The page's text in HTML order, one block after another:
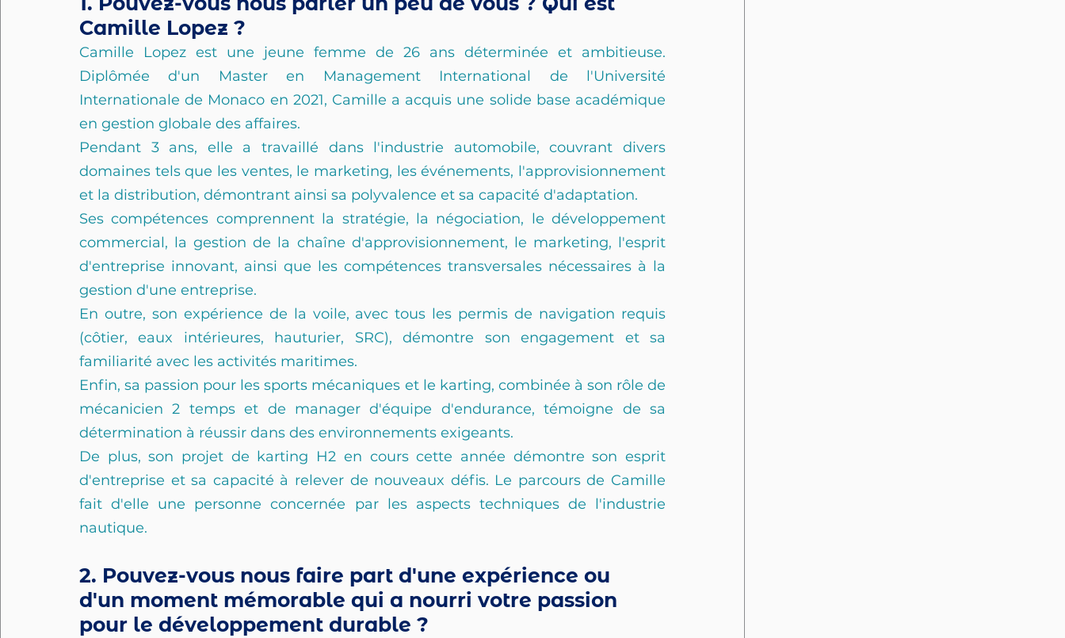
Camille Lopez ?
Camille Lopez est une jeune femme de 26 ans déterminée et ambitieuse.
Diplômée d'un Master en Management International de l'Université
Internationale de Monaco en 2021, Camille a acquis une solide base académique
en gestion globale des affaires.
Pendant 3 ans, elle a travaillé dans l'industrie automobile, couvrant divers
domaines tels que les ventes, le marketing, les événements, l'approvisionnement
et la distribution, démontrant ainsi sa polyvalence et sa capacité d'adaptation.
Ses compétences comprennent la stratégie, la négociation, le développement
commercial, la gestion de la chaîne d'approvisionnement, le marketing, l'esprit
d'entreprise innovant, ainsi que les compétences transversales nécessaires à la
gestion d'une entreprise.
En outre, son expérience de la voile, avec tous les permis de navigation requis
(côtier, eaux intérieures, hauturier, SRC), démontre son engagement et sa
familiarité avec les activités maritimes.
Enfin, sa passion pour les sports mécaniques et le karting, combinée à son rôle de
mécanicien 2 temps et de manager d'équipe d'endurance, témoigne de sa
détermination à réussir dans des environnements exigeants.
De plus, son projet de karting H2 en cours cette année démontre son esprit
d'entreprise et sa capacité à relever de nouveaux défis. Le parcours de Camille
fait d'elle une personne concernée par les aspects techniques de l'industrie
nautique.
2. Pouvez-vous nous faire part d'une expérience ou
d'un moment mémorable qui a nourri votre passion
pour le développement durable ?